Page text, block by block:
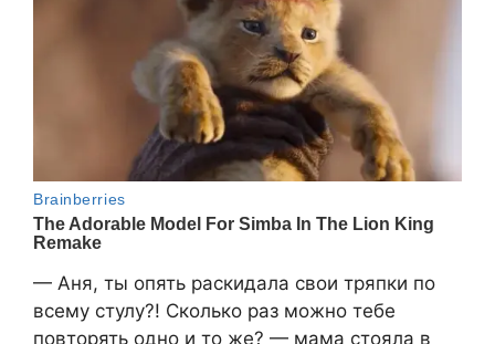
— Аня, ты опять раскидала свои тряпки по
всему стулу?! Сколько раз можно тебе
повторять одно и то же? — мама стояла в